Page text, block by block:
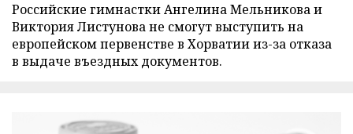
Российские гимнастки Ангелина Мельникова и
Виктория Листунова не смогут выступить на
европейском первенстве в Хорватии из-за отказа
в выдаче въездных документов.